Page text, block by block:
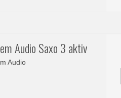
Audio Saxo 3 aktiv
Audio